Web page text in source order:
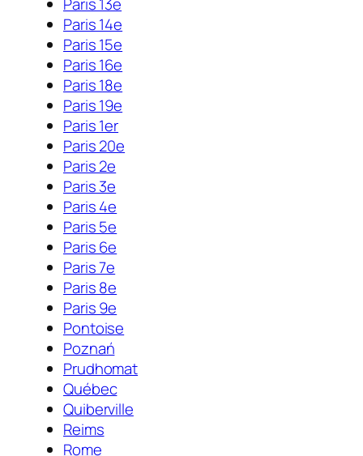
Paris 14e
Paris 15e
Paris 16e
Paris 18e
Paris 19e
Paris 1er
Paris 20e
Paris 2e
Paris 3e
Paris 4e
Paris 5e
Paris 6e
Paris 7e
Paris 8e
Paris 9e
Pontoise
Poznań
Prudhomat
Québec
Quiberville
Reims
Rome